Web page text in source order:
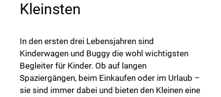
Kleinsten
In den ersten drei Lebensjahren sind
Kinderwagen und Buggy die wohl wichtigsten
Begleiter für Kinder. Ob auf langen
Spaziergängen, beim Einkaufen oder im Urlaub –
sie sind immer dabei und bieten den Kleinen eine